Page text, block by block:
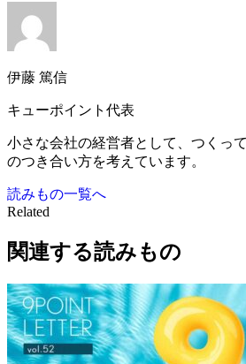
伊藤 篤信
キューポイント代表
小さな会社の経営者として、つくっ
のつき合い方を考えています。
読みもの一覧へ
Related
関連する読みもの